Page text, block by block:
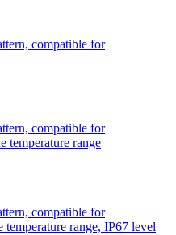
compatible for
compatible for
temperature range
compatible for
range, IP67 level